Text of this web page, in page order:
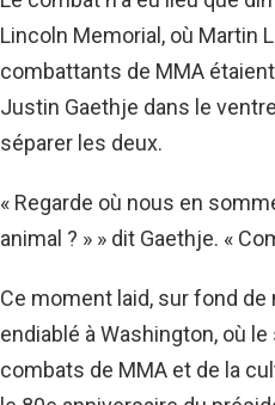
Lincoln Memorial, où Martin
combattants de MMA
Justin Gaethje dans le
séparer les deux.
« Regarde où nous en
animal ? » » dit Gaethje. «
Ce moment laid, sur fond
endiablé à Washington, où
combats de MMA et de la